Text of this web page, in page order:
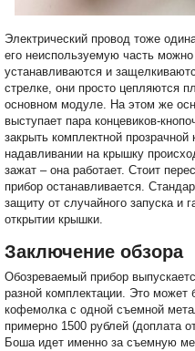
Электрический провод тоже
его неиспользуемую часть
устанавливаются и
стрелке, они просто цепляются
основном модуле. На этом же
выступает пара концевиков-
закрыть комплектной
надавливании на крышку
зажат – она работает. Стоит
прибор останавливается.
защиту от случайного запуска и
открытии крышки.
Заключение обзора
Обозреваемый прибор
разной комплектации. Это может
кофемолка с одной съемной
примерно 1500 рублей (доплата
Боша идет именно за съемную